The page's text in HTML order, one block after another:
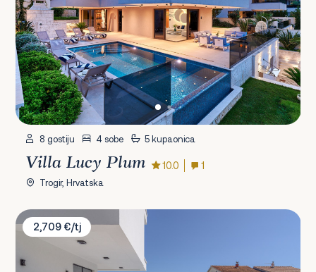
8 gostiju 4 sobe 5 kupaonica
Villa Lucy Plum 10.0 1
Trogir, Hrvatska
Villa Adria
2,709 €/tj